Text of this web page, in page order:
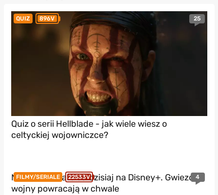
QUIZ 896V 25
Quiz o serii Hellblade - jak wiele wiesz o
celtyckiej wojowniczce?
FILMY/SERIALE 22533V 4
Nowe Star Wars od dzisiaj na Disney+. Gwiezdne
wojny powracają w chwale